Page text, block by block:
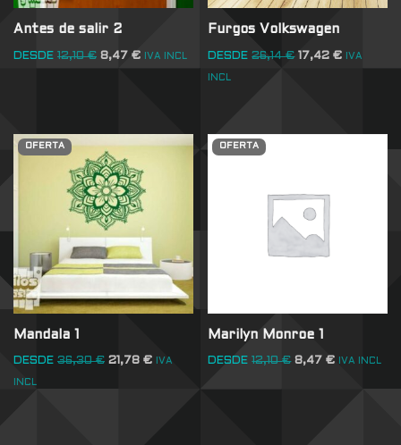
Antes de salir 2
DESDE 12,10€ 8,47 € IVA INCL
Furgos Volkswagen
DESDE 26,14€ 17,42€ IVA
INCL
OFERTA
Mandala 1
DESDE 36,30€ 21,78 € IVA
INCL
OFERTA
Marilyn Monroe 1
DESDE 12,10€ 8,47€ IVA INCL